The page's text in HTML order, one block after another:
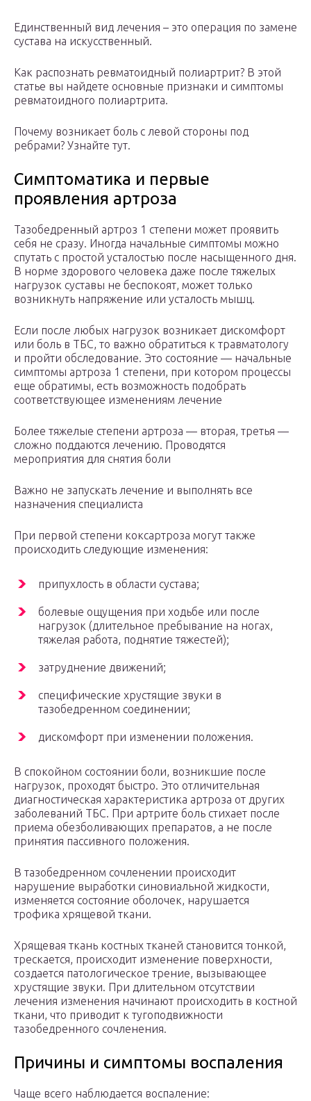
Единственный вид лечения – это операция по замене
сустава на искусственный.
Как распознать ревматоидный полиартрит? В этой
статье вы найдете основные признаки и симптомы
ревматоидного полиартрита.
Почему возникает боль с левой стороны под
ребрами? Узнайте тут.
Симптоматика и первые
проявления артроза
Тазобедренный артроз 1 степени может проявить
себя не сразу. Иногда начальные симптомы можно
спутать с простой усталостью после насыщенного дня.
В норме здорового человека даже после тяжелых
нагрузок суставы не беспокоят, может только
возникнуть напряжение или усталость мышц.
Если после любых нагрузок возникает дискомфорт
или боль в ТБС, то важно обратиться к травматологу
и пройти обследование. Это состояние — начальные
симптомы артроза 1 степени, при котором процессы
еще обратимы, есть возможность подобрать
соответствующее изменениям лечение
Более тяжелые степени артроза — вторая, третья —
сложно поддаются лечению. Проводятся
мероприятия для снятия боли
Важно не запускать лечение и выполнять все
назначения специалиста
При первой степени коксартроза могут также
происходить следующие изменения:
припухлость в области сустава;
болевые ощущения при ходьбе или после
нагрузок (длительное пребывание на ногах,
тяжелая работа, поднятие тяжестей);
затруднение движений;
специфические хрустящие звуки в
тазобедренном соединении;
дискомфорт при изменении положения.
В спокойном состоянии боли, возникшие после
нагрузок, проходят быстро. Это отличительная
диагностическая характеристика артроза от других
заболеваний ТБС. При артрите боль стихает после
приема обезболивающих препаратов, а не после
принятия пассивного положения.
В тазобедренном сочленении происходит
нарушение выработки синовиальной жидкости,
изменяется состояние оболочек, нарушается
трофика хрящевой ткани.
Хрящевая ткань костных тканей становится тонкой,
трескается, происходит изменение поверхности,
создается патологическое трение, вызывающее
хрустящие звуки. При длительном отсутствии
лечения изменения начинают происходить в костной
ткани, что приводит к тугоподвижности
тазобедренного сочленения.
Причины и симптомы воспаления
Чаще всего наблюдается воспаление: